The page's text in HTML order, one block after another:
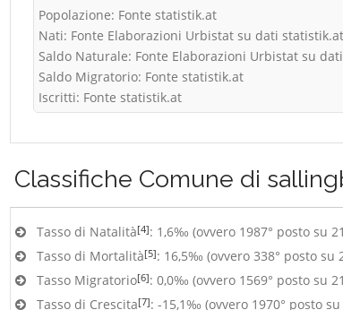
Popolazione: Fonte statistik.at
Nati: Fonte Elaborazioni Urbistat su dati statistik.at
Saldo Naturale: Fonte Elaborazioni Urbistat su
Saldo Migratorio: Fonte statistik.at
Iscritti: Fonte statistik.at
Classifiche Comune di
Tasso di Natalità[4]: 1,6‰ (ovvero 1987° posto su
Tasso di Mortalità[5]: 16,5‰ (ovvero 338° posto su
Tasso Migratorio[6]: 0,0‰ (ovvero 1569° posto su
Tasso di Crescita[7]: -15,1‰ (ovvero 1970° posto